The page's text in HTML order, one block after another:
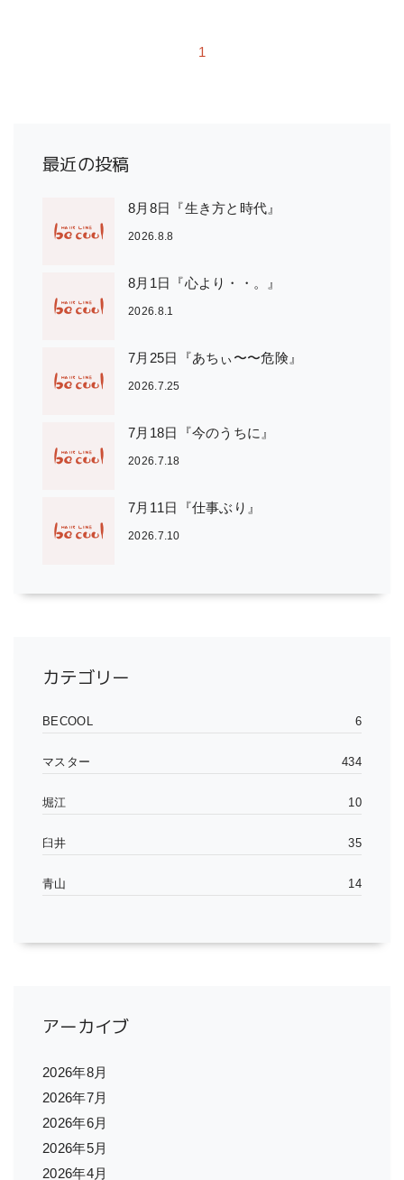
1
最近の投稿
8月8日『生き方と時代』
2026.8.8
8月1日『心より・・。』
2026.8.1
7月25日『あちぃ〜〜危険』
2026.7.25
7月18日『今のうちに』
2026.7.18
7月11日『仕事ぶり』
2026.7.10
カテゴリー
BECOOL 6
マスター 434
堀江 10
臼井 35
青山 14
アーカイブ
2026年8月
2026年7月
2026年6月
2026年5月
2026年4月